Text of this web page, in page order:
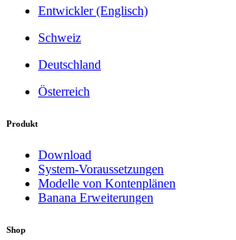
Entwickler (Englisch)
Schweiz
Deutschland
Österreich
Produkt
Download
System-Voraussetzungen
Modelle von Kontenplänen
Banana Erweiterungen
Shop